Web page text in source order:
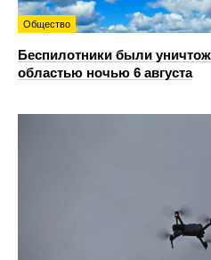
Общество
Беспилотники были
областью ночью 6 августа